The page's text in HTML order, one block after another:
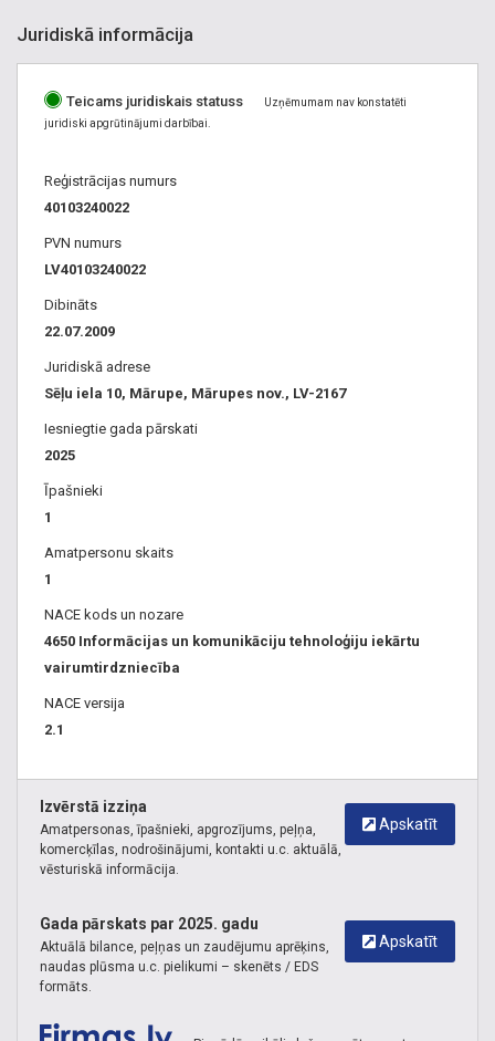
Juridiskā informācija
Teicams juridiskais statuss
Uzņēmumam nav konstatēti
juridiski apgrūtinājumi darbībai.
Reģistrācijas numurs
40103240022
PVN numurs
LV40103240022
Dibināts
22.07.2009
Juridiskā adrese
Sēļu iela 10, Mārupe, Mārupes nov., LV-2167
Iesniegtie gada pārskati
2025
Īpašnieki
1
Amatpersonu skaits
1
NACE kods un nozare
4650 Informācijas un komunikāciju tehnoloģiju iekārtu
vairumtirdzniecība
NACE versija
2.1
Apskatīt
Izvērstā izziņa
Amatpersonas, īpašnieki, apgrozījums, peļņa,
komercķīlas, nodrošinājumi, kontakti u.c. aktuālā,
vēsturiskā informācija.
Apskatīt
Gada pārskats par 2025. gadu
Aktuālā bilance, peļņas un zaudējumu aprēķins,
naudas plūsma u.c. pielikumi – skenēts / EDS
formāts.